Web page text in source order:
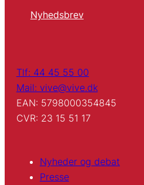
Nyhedsbrev
Tlf: 44 45 55 00
Mail: vive@vive.dk
EAN: 5798000354845
CVR: 23 15 51 17
Nyheder og debat
Presse